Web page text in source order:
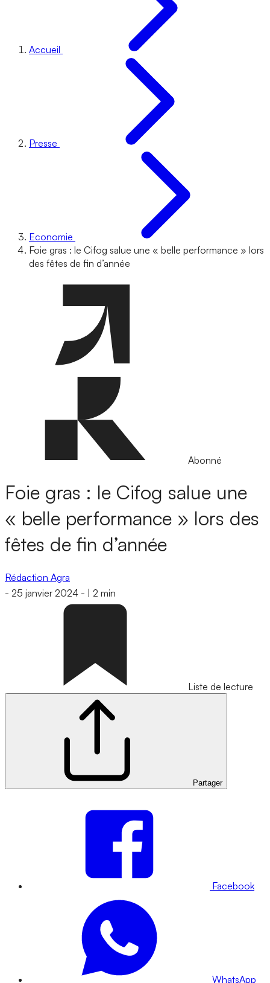
Accueil
Presse
Economie
Foie gras : le Cifog salue une « belle performance » lors
des fêtes de fin d’année
Abonné
Foie gras : le Cifog salue une
« belle performance » lors des
fêtes de fin d’année
Rédaction Agra
- 25 janvier 2024 - 2 min
Liste de lecture
Partager
Facebook
WhatsApp